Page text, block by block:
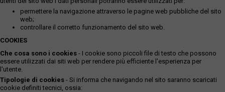
permettere la navigazione attraverso le pagine web pubbliche del sito
web;
controllare il corretto funzionamento del sito web.
COOKIES
Che cosa sono i cookies - I cookie sono piccoli file di testo che possono
essere utilizzati dai siti web per rendere più efficiente l'esperienza per
l'utente.
Tipologie di cookies - Si informa che navigando nel sito saranno scaricati
cookie definiti tecnici, ossia: